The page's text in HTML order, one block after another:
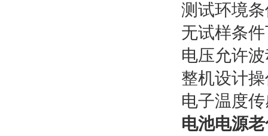
测试环境
无试样条
电压允许
整机设计
电子温度
电池电源